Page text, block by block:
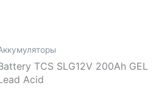
TCS SLG12V 200Ah GEL
Acid